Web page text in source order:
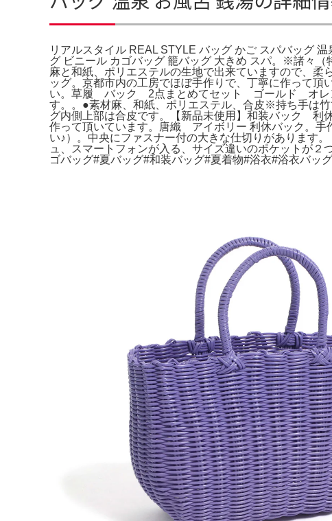
リアルスタイル REAL STYLE バッグ かご スパバッグ
グ ビニール カゴバッグ 籠バッグ 大きめ スパ。※諸々（
麻と和紙、ポリエステルの生地で出来ていますので、
ッグ。京都市内の工房でほぼ手作りで、丁寧に作って
い。草履 バック 2点まとめてセット ゴールド オレ
す。。●素材麻、和紙、ポリエステル、合皮※持ち手は
グ内側上部は合皮です。【新品未使用】和装バック 利
作って頂いています。唐織 アイボリー 利休バック。手
い♪）。中央にファスナー付の大きな仕切りがありま
ュ、スマートフォンが入る、サイズ違いのポケットが
ゴバッグ#夏バッグ#和装バッグ#夏着物#浴衣#浴衣バッ